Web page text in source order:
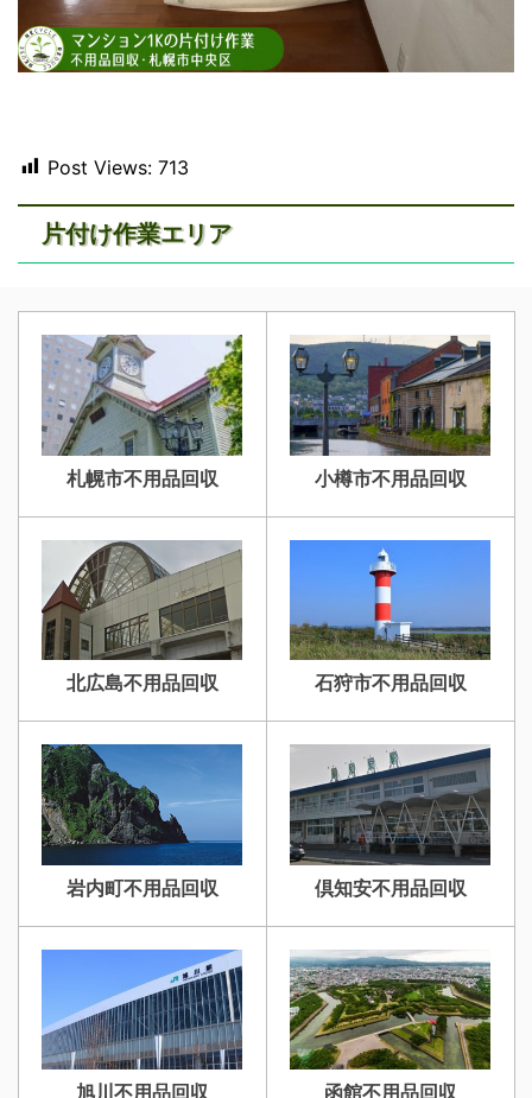
Post Views: 713
片付け作業エリア
札幌市不用品回収 小樽市不用品回収
北広島不用品回収 石狩市不用品回収
岩内町不用品回収 倶知安不用品回収
旭川不用品回収 函館不用品回収